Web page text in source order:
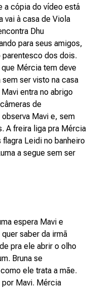
a cópia do vídeo está
vai à casa de Viola
Dhu
para seus amigos,
parentesco dos dois.
que Mércia tem deve
ser visto na casa
entra no abrigo
de
Mavi e, sem
A freira liga pra Mércia
Leidi no banheiro
a segue sem ser
espera Mavi e
saber da irmã
pra ele abrir o olho
Bruna se
ele trata a mãe.
por Mavi. Mércia